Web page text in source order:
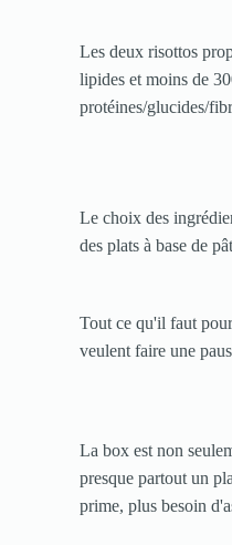
Les deux risottos
lipides et moins de
protéines/glucides/
Le choix des
des plats à base de
Tout ce qu'il faut
veulent faire une
La box est non
presque partout un
prime, plus besoin